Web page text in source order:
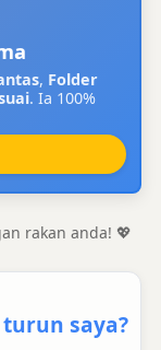
, Folder
. Ia 100%
rakan anda! 💖
saya?